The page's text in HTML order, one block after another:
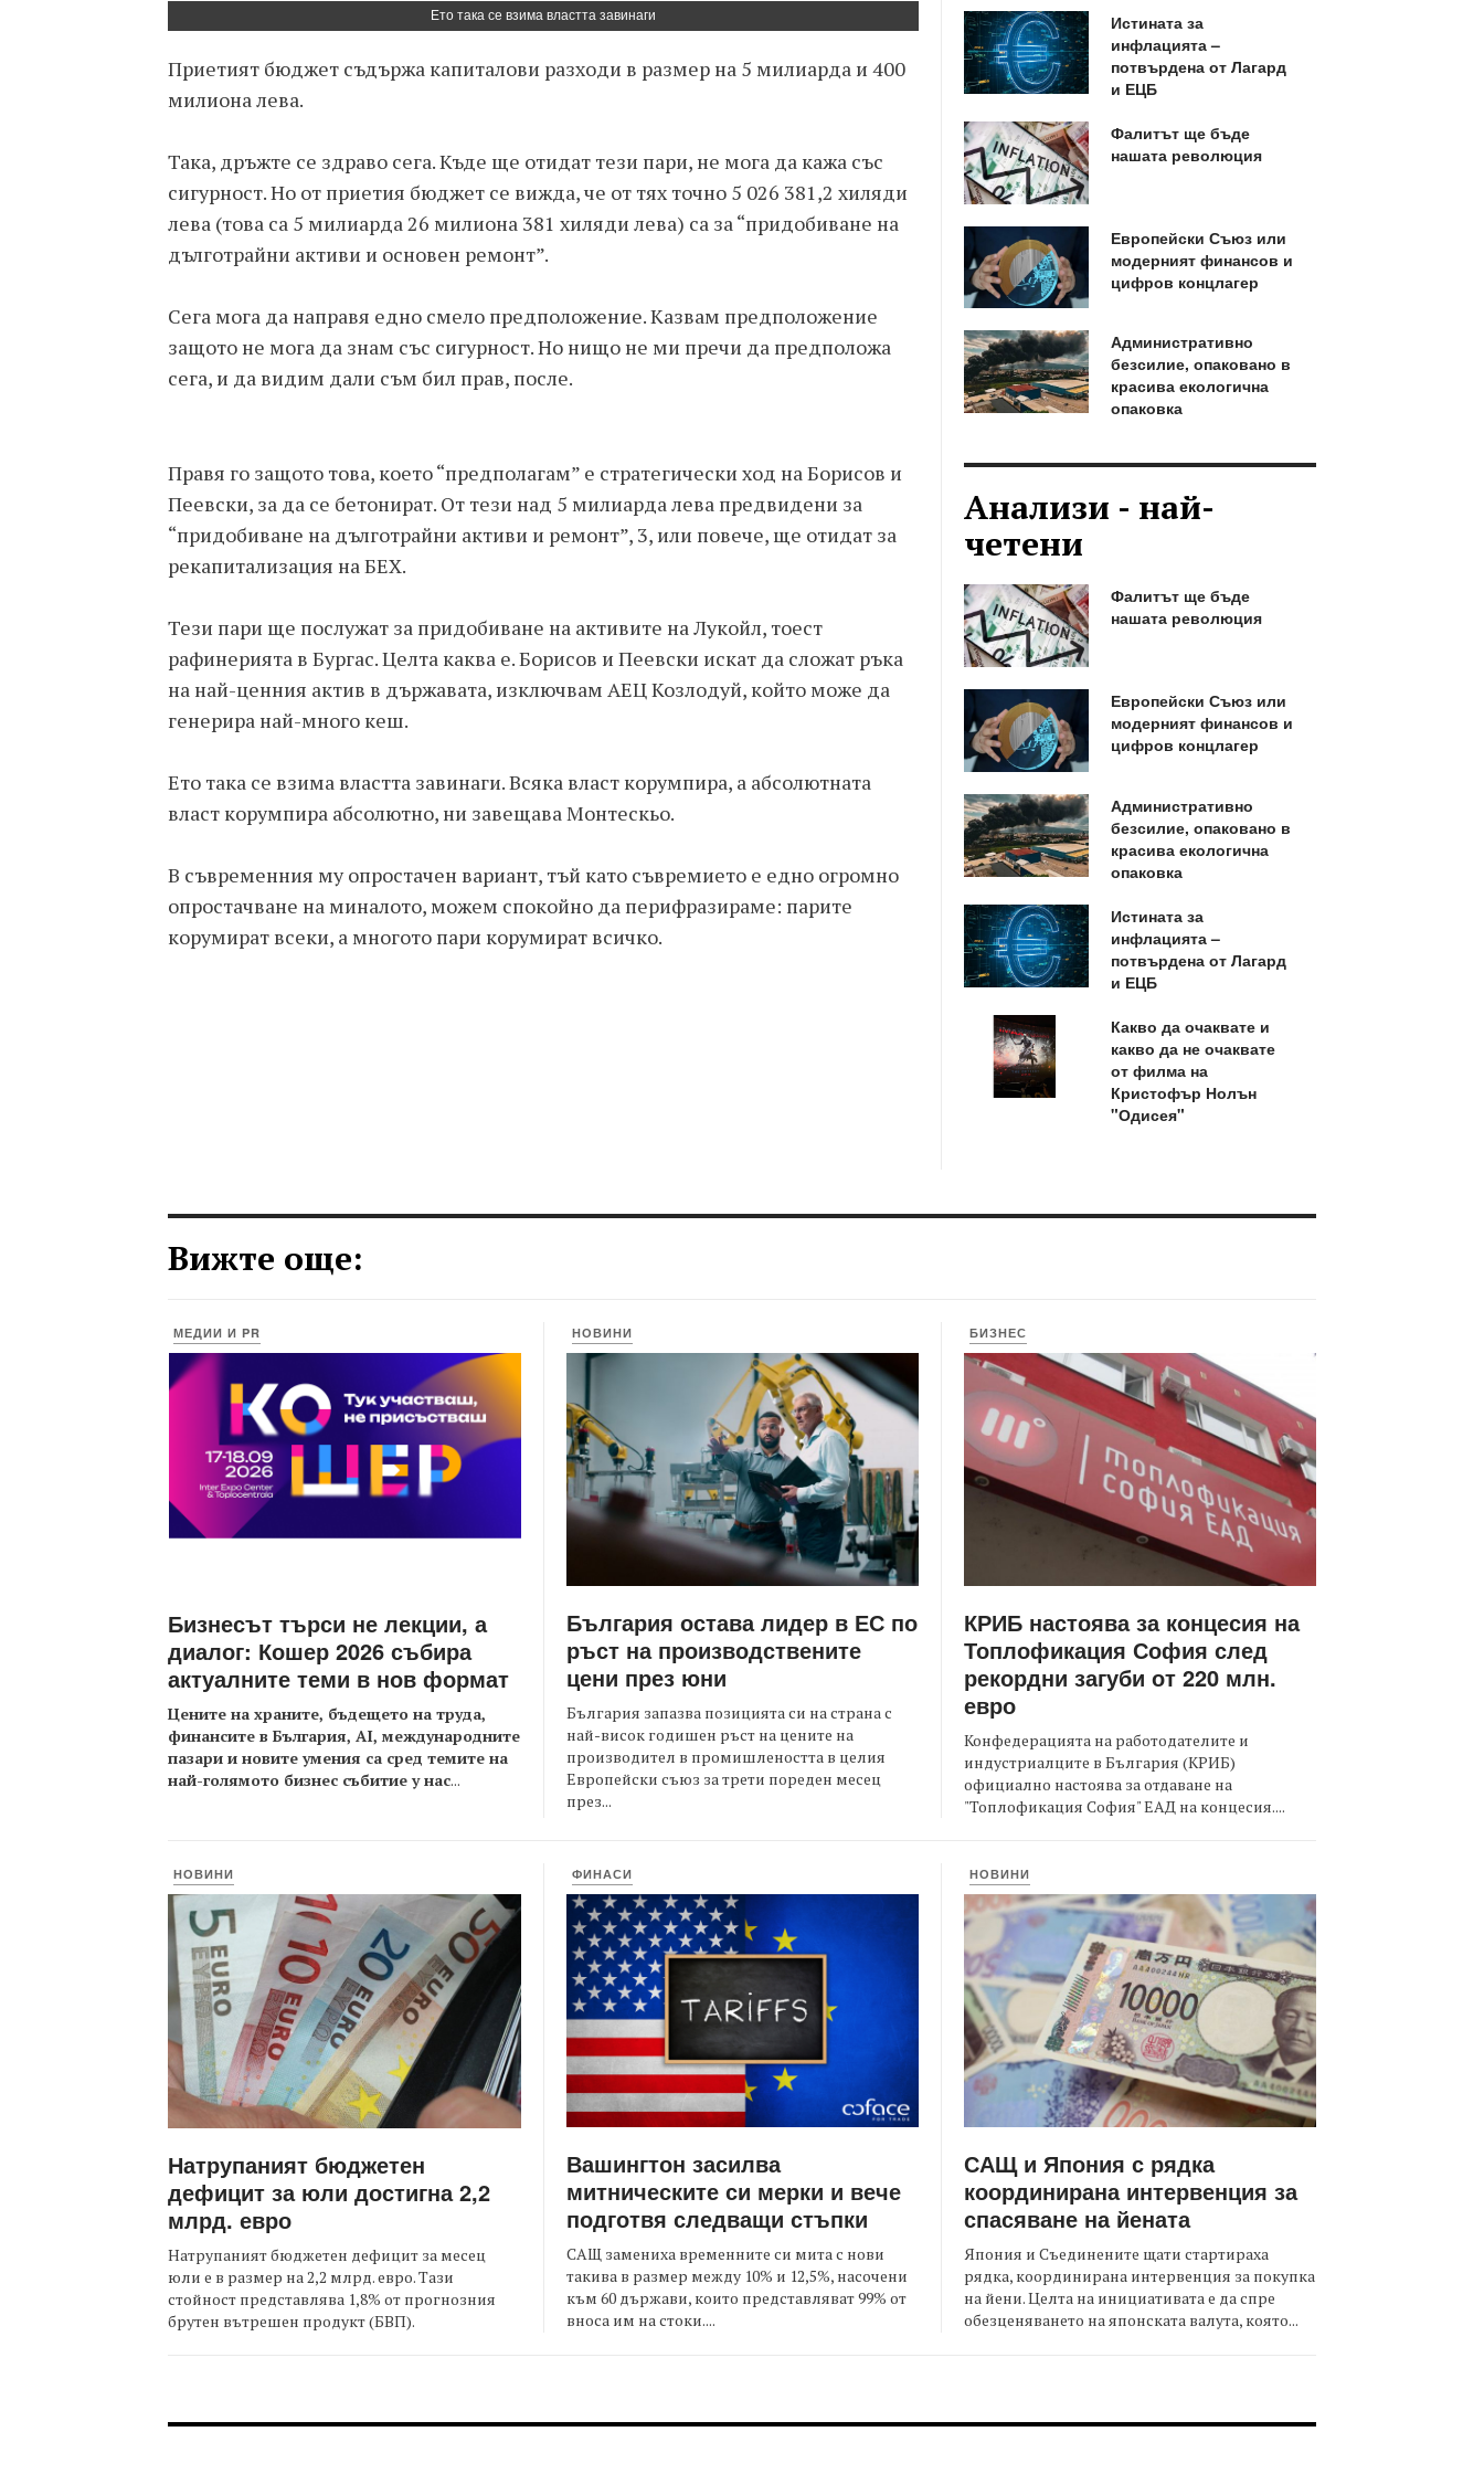
Ето така се взима властта завинаги
Приетият бюджет съдържа капиталови разходи в размер на 5 милиарда и 400
милиона лева.
Така, дръжте се здраво сега. Къде ще отидат тези пари, не мога да кажа със
сигурност. Но от приетия бюджет се вижда, че от тях точно 5 026 381,2 хиляди
лева (това са 5 милиарда 26 милиона 381 хиляди лева) са за “придобиване на
дълготрайни активи и основен ремонт”.
Сега мога да направя едно смело предположение. Казвам предположение
защото не мога да знам със сигурност. Но нищо не ми пречи да предположа
сега, и да видим дали съм бил прав, после.
Правя го защото това, което “предполагам” е стратегически ход на Борисов и
Пеевски, за да се бетонират. От тези над 5 милиарда лева предвидени за
“придобиване на дълготрайни активи и ремонт”, 3, или повече, ще отидат за
рекапитализация на БЕХ.
Тези пари ще послужат за придобиване на активите на Лукойл, тоест
рафинерията в Бургас. Целта каква е. Борисов и Пеевски искат да сложат ръка
на най-ценния актив в държавата, изключвам АЕЦ Козлодуй, който може да
генерира най-много кеш.
Ето така се взима властта завинаги. Всяка власт корумпира, а абсолютната
власт корумпира абсолютно, ни завещава Монтескьо.
В съвременния му опростачен вариант, тъй като съвремието е едно огромно
опростачване на миналото, можем спокойно да перифразираме: парите
корумират всеки, а многото пари корумират всичко.
Истината за
инфлацията –
потвърдена от Лагард
и ЕЦБ
Фалитът ще бъде
нашата революция
Европейски Съюз или
модерният финансов и
цифров концлагер
Административно
безсилие, опаковано в
красива екологична
опаковка
Анализи - най-
четени
Фалитът ще бъде
нашата революция
Европейски Съюз или
модерният финансов и
цифров концлагер
Административно
безсилие, опаковано в
красива екологична
опаковка
Истината за
инфлацията –
потвърдена от Лагард
и ЕЦБ
Какво да очаквате и
какво да не очаквате
от филма на
Кристофър Нолън
"Одисея"
Вижте още:
МЕДИИ И PR
Бизнесът търси не лекции, а
диалог: Кошер 2026 събира
актуалните теми в нов формат
Цените на храните, бъдещето на труда,
финансите в България, AI, международните
пазари и новите умения са сред темите на
най-голямото бизнес събитие у нас...
НОВИНИ
България остава лидер в ЕС по
ръст на производствените
цени през юни
България запазва позицията си на страна с
най-висок годишен ръст на цените на
производител в промишлеността в целия
Европейски съюз за трети пореден месец
през...
БИЗНЕС
КРИБ настоява за концесия на
Топлофикация София след
рекордни загуби от 220 млн.
евро
Конфедерацията на работодателите и
индустриалците в България (КРИБ)
официално настоява за отдаване на
"Топлофикация София" ЕАД на концесия....
НОВИНИ
Натрупаният бюджетен
дефицит за юли достигна 2,2
млрд. евро
Натрупаният бюджетен дефицит за месец
юли е в размер на 2,2 млрд. евро. Тази
стойност представлява 1,8% от прогнозния
брутен вътрешен продукт (БВП).
ФИНАСИ
Вашингтон засилва
митническите си мерки и вече
подготвя следващи стъпки
САЩ замениха временните си мита с нови
такива в размер между 10% и 12,5%, насочени
към 60 държави, които представляват 99% от
вноса им на стоки....
НОВИНИ
САЩ и Япония с рядка
координирана интервенция за
спасяване на йената
Япония и Съединените щати стартираха
рядка, координирана интервенция за покупка
на йени. Целта на инициативата е да спре
обезценяването на японската валута, която...